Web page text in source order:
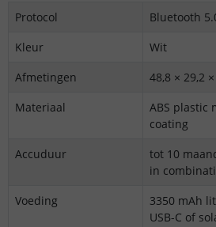
Protocol
Bluetooth
Kleur
Wit
Afmetingen
48,8 × 29,2
Materiaal
ABS plastic
coating
Accuduur
tot 10
in
Voeding
3350 mAh
USB-C of